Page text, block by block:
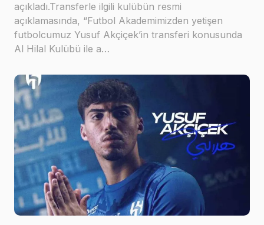
açıkladı.Transferle ilgili kulübün resmi
açıklamasında, “Futbol Akademimizden yetişen
futbolcumuz Yusuf Akçiçek’in transferi konusunda
Al Hilal Kulübü ile a…